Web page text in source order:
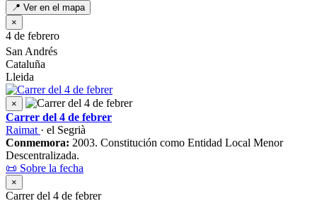
📍 Ver en el mapa
×
4 de febrero
San Andrés
Cataluña
Lleida
×
Carrer del 4 de febrer
Raimat · el Segrià
Conmemora: 2003. Constitución como Entidad Local Menor
Descentralizada.
📜 Sobre la fecha
×
Carrer del 4 de febrer